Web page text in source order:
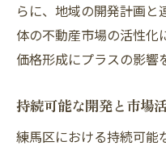
らに、地域の開発計画と
体の不動産市場の活性化
価格形成にプラスの影響
持続可能な開発と市場
練馬区における持続可能